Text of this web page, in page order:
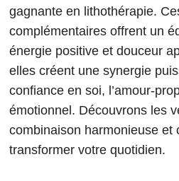
gagnante en lithothérapie.
complémentaires offrent un
énergie positive et douceur
elles créent une synergie
confiance en soi, l’amour-
émotionnel. Découvrons les
combinaison harmonieuse et
transformer votre quotidien.